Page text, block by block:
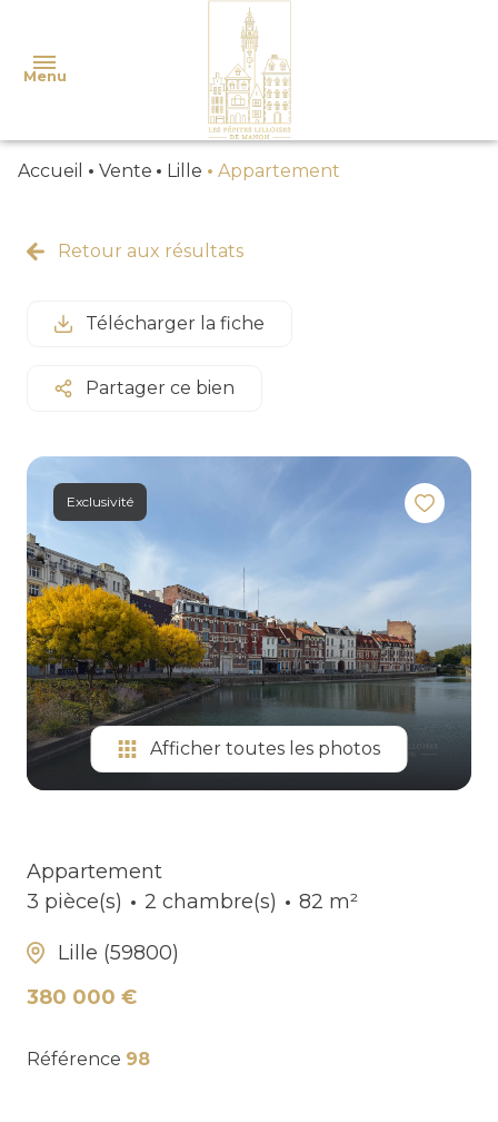
Menu
MAISONS
APPARTEMENTS
ESTIMER
E-MAIL
AGENCE
NOS
DERNIÈRES
VENTES
Accueil Vente Lille Appartement
Retour aux résultats
Télécharger la fiche
Partager ce bien
Exclusivité
Afficher toutes les photos
Appartement
3 pièce(s)
2 chambre(s) 82 m²
Lille (59800)
380 000 €
Référence 98